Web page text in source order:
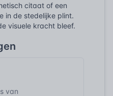
citaat of een
in de stedelijke plint.
visuele kracht bleef.
van